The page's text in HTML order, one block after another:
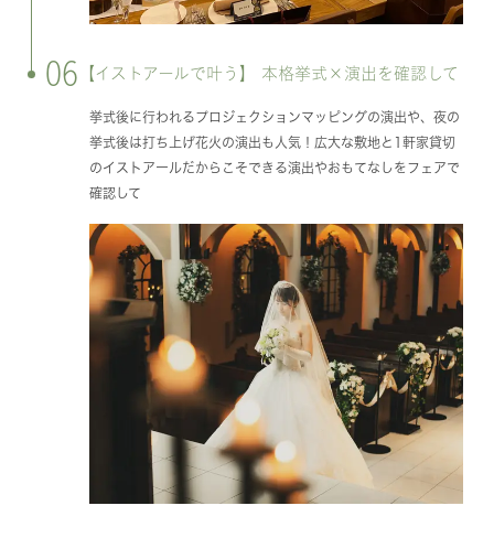
06 【イストアールで叶う】 本格挙式×演出を確認して
挙式後に行われるプロジェクションマッピングの演出や、夜の
挙式後は打ち上げ花火の演出も人気！広大な敷地と1軒家貸切
のイストアールだからこそできる演出やおもてなしをフェアで
確認して